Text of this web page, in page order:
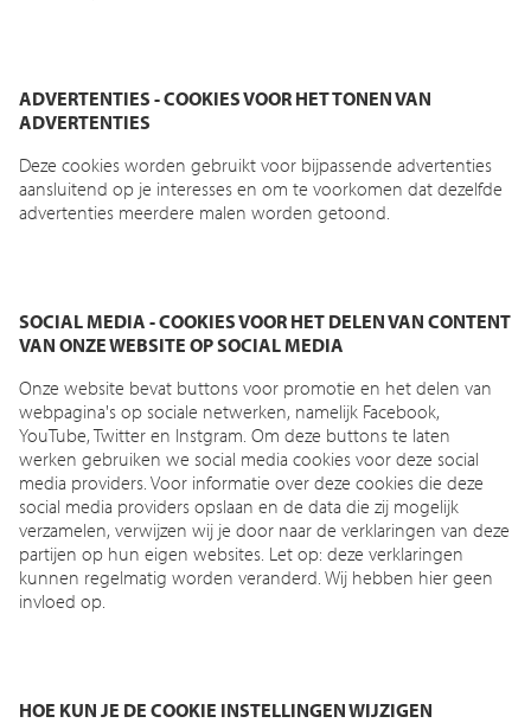
ADVERTENTIES - COOKIES VOOR HET TONEN VAN
ADVERTENTIES
Deze cookies worden gebruikt voor bijpassende advertenties
aansluitend op je interesses en om te voorkomen dat dezelfde
advertenties meerdere malen worden getoond.
SOCIAL MEDIA - COOKIES VOOR HET DELEN VAN CONTENT
VAN ONZE WEBSITE OP SOCIAL MEDIA
Onze website bevat buttons voor promotie en het delen van
webpagina's op sociale netwerken, namelijk Facebook,
YouTube, Twitter en Instgram. Om deze buttons te laten
werken gebruiken we social media cookies voor deze social
media providers. Voor informatie over deze cookies die deze
social media providers opslaan en de data die zij mogelijk
verzamelen, verwijzen wij je door naar de verklaringen van deze
partijen op hun eigen websites. Let op: deze verklaringen
kunnen regelmatig worden veranderd. Wij hebben hier geen
invloed op.
HOE KUN JE DE COOKIE INSTELLINGEN WIJZIGEN